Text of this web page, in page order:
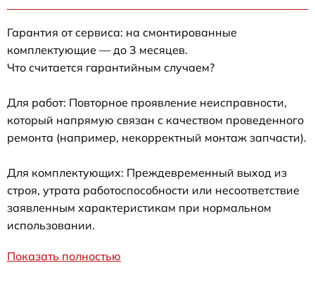
Гарантия от сервиса: на смонтированные
комплектующие — до 3 месяцев.
Что считается гарантийным случаем?
Для работ: Повторное проявление неисправности,
который напрямую связан с качеством проведенного
ремонта (например, некорректный монтаж запчасти).
Для комплектующих: Преждевременный выход из
строя, утрата работоспособности или несоответствие
заявленным характеристикам при нормальном
использовании.
Показать полностью